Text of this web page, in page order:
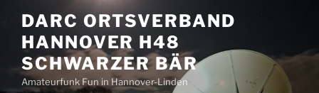
Inhalt
springen
DARC ORTSVERBAND
HANNOVER H48
SCHWARZER BÄR
Amateurfunk Fun in Hannover-Linden